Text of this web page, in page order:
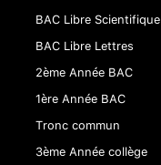
BAC Libre Scientifique
BAC Libre Lettres
2ème Année BAC
1ère Année BAC
Tronc commun
3ème Année collège